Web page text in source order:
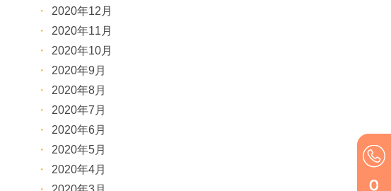
2020年12月
2020年11月
2020年10月
2020年9月
2020年8月
2020年7月
2020年6月
2020年5月
2020年4月